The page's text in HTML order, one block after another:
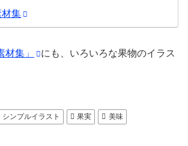
集
材集」
にも、いろいろな果物のイラス
シンプルイラスト 果実 美味